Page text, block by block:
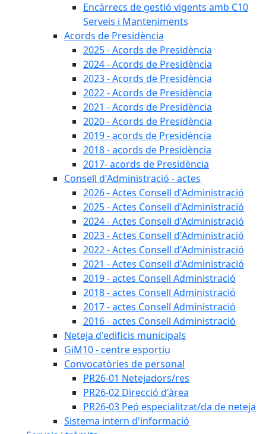
Encàrrecs de gestió vigents amb C10
Serveis i Manteniments
Acords de Presidència
2025 - Acords de Presidència
2024 - Acords de Presidència
2023 - Acords de Presidència
2022 - Acords de Presidència
2021 - Acords de Presidència
2020 - Acords de Presidència
2019 - acords de Presidència
2018 - acords de Presidència
2017- acords de Presidència
Consell d'Administració - actes
2026 - Actes Consell d'Administració
2025 - Actes Consell d'Administració
2024 - Actes Consell d'Administració
2023 - Actes Consell d'Administració
2022 - Actes Consell d'Administració
2021 - Actes Consell d'Administració
2019 - actes Consell Administració
2018 - actes Consell Administració
2017 - actes Consell Administració
2016 - actes Consell Administració
Neteja d'edificis municipals
GiM10 - centre esportiu
Convocatòries de personal
PR26-01 Netejadors/res
PR26-02 Direcció d'àrea
PR26-03 Peó especialitzat/da de neteja
Sistema intern d'informació